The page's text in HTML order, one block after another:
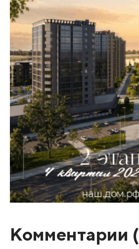
Комментарии (